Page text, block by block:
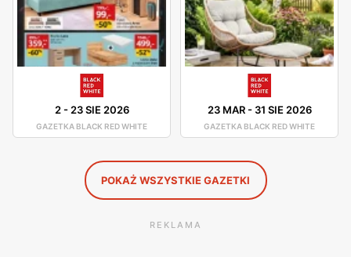
Gazetki promocyjne Black Red White pojawiają się
regularnie, co sprawia, że aktualna oferta mebli jest
dostępna w zasięgu ręki. Promocje na meble pokojowe,
okazje cenowe na wyposażenie kuchni czy tarasy -
wszystko to można znaleźć w gazetce promocyjnej sieci.
Black Red White posiada również stronę internetową,
gdzie są dostępne różne promocje i zniżki.
2-23 SIE 2026
GAZETKA BLACK RED WHITE
23 MAR- 31 SIE 2026
GAZETKA BLACK RED WHITE
POKAŻ WSZYSTKIE GAZETKI
REKLAMA